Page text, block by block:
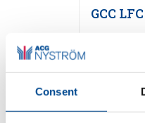
Consent
GCC